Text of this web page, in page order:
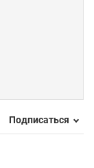
Подписаться